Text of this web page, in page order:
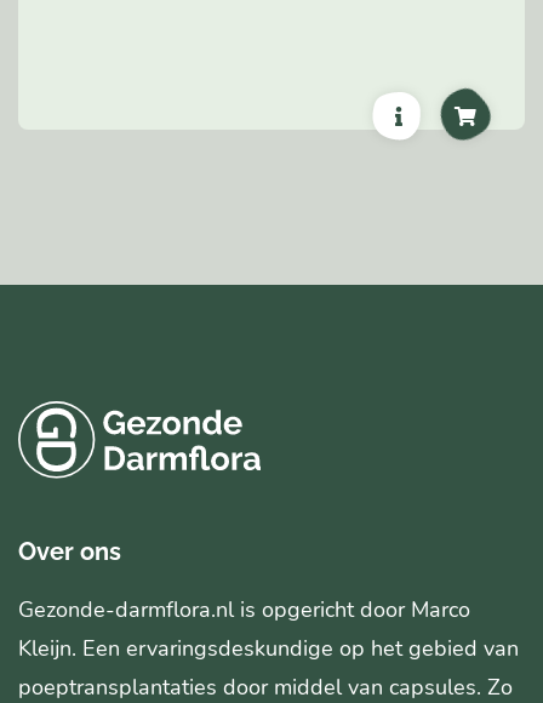
Over ons
Gezonde-darmflora.nl is opgericht door Marco
Kleijn. Een ervaringsdeskundige op het gebied van
poeptransplantaties door middel van capsules. Zo